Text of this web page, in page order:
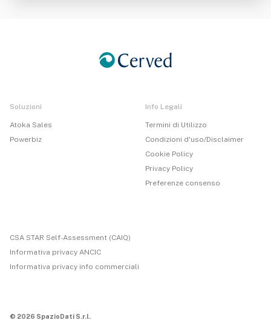
Soluzioni
Atoka Sales
Powerbiz
Info Legali
Termini di Utilizzo
Condizioni d'uso/Disclaimer
Cookie Policy
Privacy Policy
Preferenze consenso
CSA STAR Self-Assessment (CAIQ)
Informativa privacy ANCIC
Informativa privacy info commerciali
© 2026 SpazioDati S.r.l.